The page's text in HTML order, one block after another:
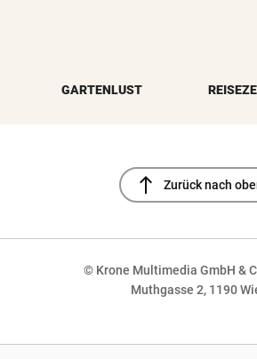
GARTENLUST
north Zurück nach
© Krone Multimedia GmbH &
Muthgasse 2, 1190
NaN%